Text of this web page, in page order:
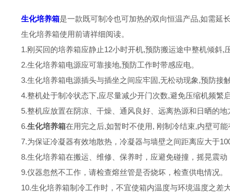
生化培养箱是一款既可制冷也可加热的双向恒温产品,如需延
生化培养箱使用前请祥细阅读。
1.刚买回的培养箱应静止12小时开机,预防搬运途中整机倾斜,
2.生化培养箱电源应可靠接地,预防工作时带感应电。
3.生化培养箱电源插头与插坐之间应牢固,无松动现象,预防接
4.整机处于制冷状态下,应尽量减少开门次数,避免压缩机频繁
5.整机应放置在阴凉、干燥、通风良好、远离热源和日晒的
6.生化培养箱在用完之后,如暂时不使用, 刚制冷结束,内壁可
7.为保证冷凝器有效地散热，冷凝器与墙壁之间距离应大于
8.生化培养箱在搬运、维修、保养时，应避免碰撞，摇晃震
9.仪器忽然不工作，请检查熔丝管是否烧坏，检查供电情况。
10.生化培养箱制冷工作时，不宜使箱内温度与环境温度之差